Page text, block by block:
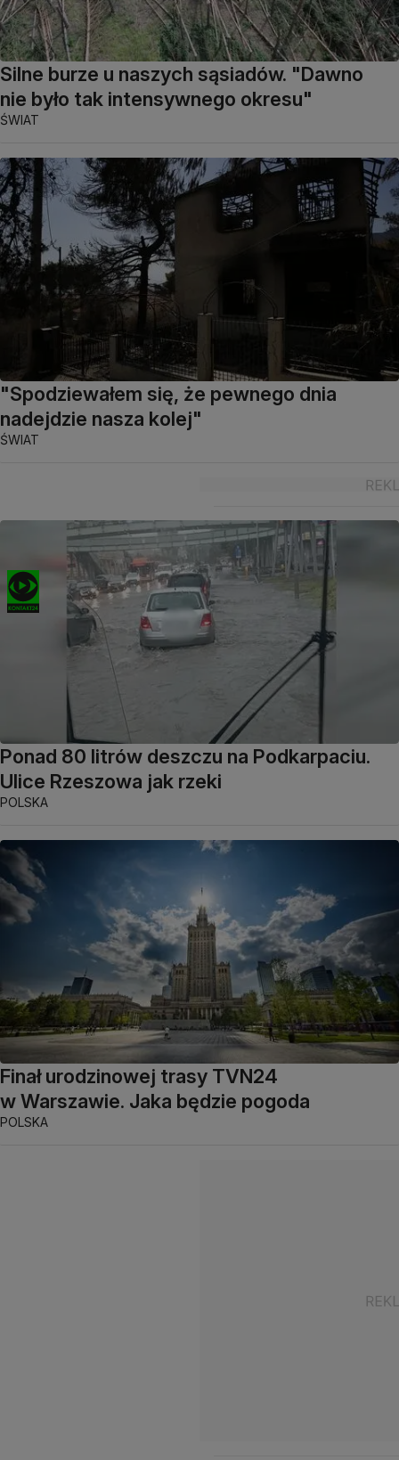
Silne burze u naszych sąsiadów. "Dawno
nie było tak intensywnego okresu"
ŚWIAT
"Spodziewałem się, że pewnego dnia
nadejdzie nasza kolej"
ŚWIAT
Ponad 80 litrów deszczu na Podkarpaciu.
Ulice Rzeszowa jak rzeki
POLSKA
Finał urodzinowej trasy TVN24
w Warszawie. Jaka będzie pogoda
POLSKA